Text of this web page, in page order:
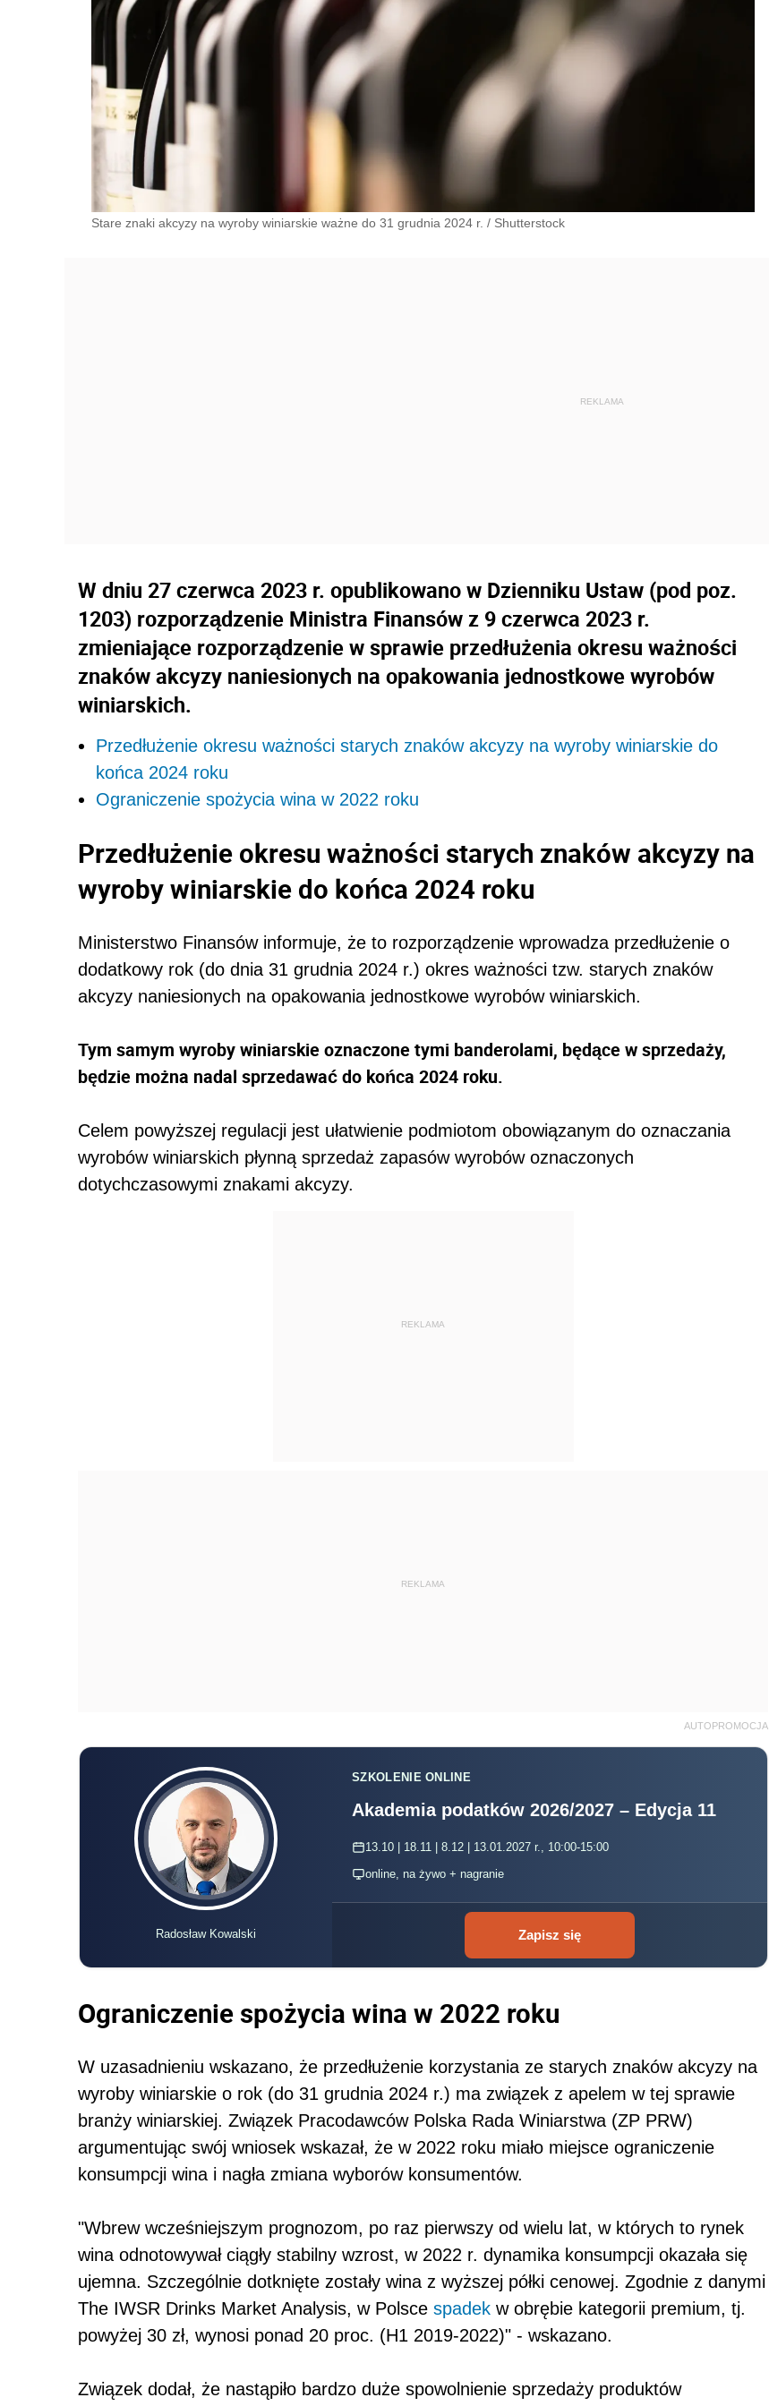
Stare znaki akcyzy na wyroby winiarskie ważne do 31 grudnia 2024 r. / Shutterstock
W dniu 27 czerwca 2023 r. opublikowano w Dzienniku Ustaw (pod poz.
1203) rozporządzenie Ministra Finansów z 9 czerwca 2023 r.
zmieniające rozporządzenie w sprawie przedłużenia okresu ważności
znaków akcyzy naniesionych na opakowania jednostkowe wyrobów
winiarskich.
Przedłużenie okresu ważności starych znaków akcyzy na wyroby winiarskie do
końca 2024 roku
Ograniczenie spożycia wina w 2022 roku
Przedłużenie okresu ważności starych znaków akcyzy na
wyroby winiarskie do końca 2024 roku
Ministerstwo Finansów informuje, że to rozporządzenie wprowadza przedłużenie o
dodatkowy rok (do dnia 31 grudnia 2024 r.) okres ważności tzw. starych znaków
akcyzy naniesionych na opakowania jednostkowe wyrobów winiarskich.
Tym samym wyroby winiarskie oznaczone tymi banderolami, będące w sprzedaży,
będzie można nadal sprzedawać do końca 2024 roku.
Celem powyższej regulacji jest ułatwienie podmiotom obowiązanym do oznaczania
wyrobów winiarskich płynną sprzedaż zapasów wyrobów oznaczonych
dotychczasowymi znakami akcyzy.
REKLAMA
REKLAMA
AUTOPROMOCJA
Radosław Kowalski
SZKOLENIE ONLINE
Akademia podatków 2026/2027 – Edycja 11
13.10 | 18.11 | 8.12 | 13.01.2027 r., 10:00-15:00
online, na żywo + nagranie
Zapisz się
Ograniczenie spożycia wina w 2022 roku
W uzasadnieniu wskazano, że przedłużenie korzystania ze starych znaków akcyzy na
wyroby winiarskie o rok (do 31 grudnia 2024 r.) ma związek z apelem w tej sprawie
branży winiarskiej. Związek Pracodawców Polska Rada Winiarstwa (ZP PRW)
argumentując swój wniosek wskazał, że w 2022 roku miało miejsce ograniczenie
konsumpcji wina i nagła zmiana wyborów konsumentów.
"Wbrew wcześniejszym prognozom, po raz pierwszy od wielu lat, w których to rynek
wina odnotowywał ciągły stabilny wzrost, w 2022 r. dynamika konsumpcji okazała się
ujemna. Szczególnie dotknięte zostały wina z wyższej półki cenowej. Zgodnie z danymi
The IWSR Drinks Market Analysis, w Polsce spadek w obrębie kategorii premium, tj.
powyżej 30 zł, wynosi ponad 20 proc. (H1 2019-2022)" - wskazano.
Związek dodał, że nastąpiło bardzo duże spowolnienie sprzedaży produktów